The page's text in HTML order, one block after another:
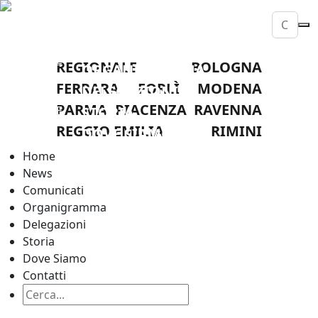
NAZIONALE
DILETTANTI
COMITATO
REGIONALE
ORGANIGRAMMA
DELEGAZIONI
STORIA
DOVE SIAMO
REGIONALE
BOLOGNA
FERRARA
FORLÌ
MODENA
PARMA PIACENZA RAVENNA
REGGIO EMILIA
RIMINI
Home
News
Comunicati
Organigramma
Delegazioni
Storia
Dove Siamo
Contatti